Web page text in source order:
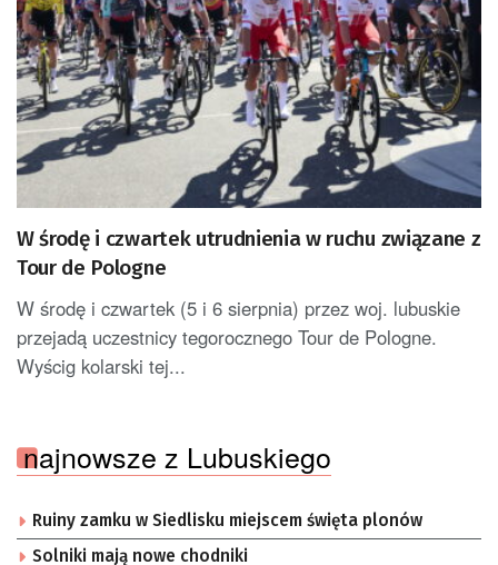
W środę i czwartek utrudnienia w ruchu związane z
Tour de Pologne
W środę i czwartek (5 i 6 sierpnia) przez woj. lubuskie
przejadą uczestnicy tegorocznego Tour de Pologne.
Wyścig kolarski tej...
najnowsze z Lubuskiego
Ruiny zamku w Siedlisku miejscem święta plonów
Solniki mają nowe chodniki